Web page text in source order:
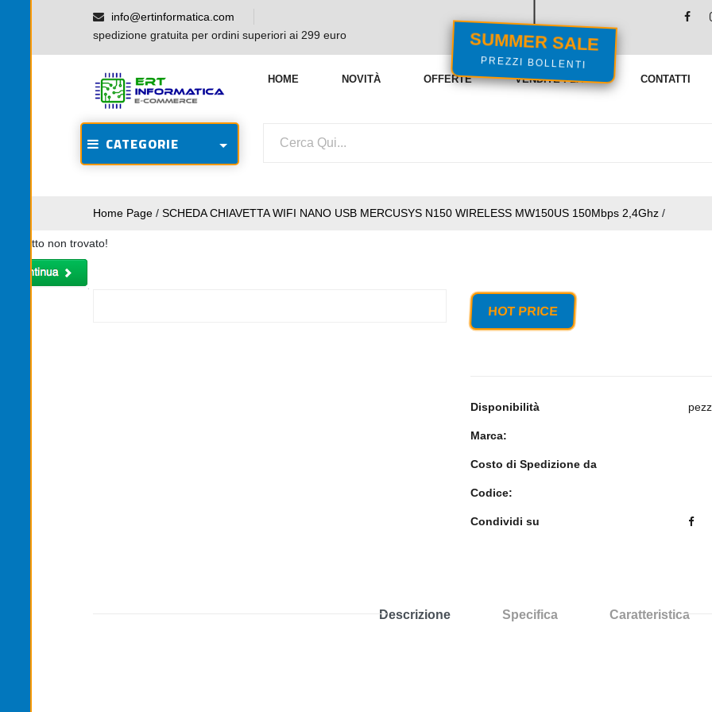
SUMMER SALE
PREZZI BOLLENTI
info@ertinformatica.com
spedizione gratuita per ordini superiori ai 299 euro
HOME NOVITÀ OFFERTE VENDITE FLASH CONTATTI
CATEGORIE
Home Page / SCHEDA CHIAVETTA WIFI NANO USB MERCUSYS N150 WIRELESS MW150US 150Mbps 2,4Ghz /
Prodotto non trovato!
HOT PRICE
Disponibilità
Marca:
Costo di Spedizione da
Codice:
Condividi su
Descrizione Specifica Caratteristica